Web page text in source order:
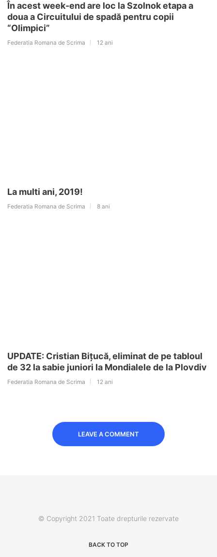
În acest week-end are loc la Szolnok etapa a
doua a Circuitului de spadă pentru copii
“Olimpici”
Federatia Romana de Scrima 12 ani
La multi ani, 2019!
Federatia Romana de Scrima 8 ani
UPDATE: Cristian Bițucă, eliminat de pe tabloul
de 32 la sabie juniori la Mondialele de la Plovdiv
Federatia Romana de Scrima 12 ani
LEAVE A COMMENT
© Copyright 2021 Toate drepturile rezervate
BACK TO TOP